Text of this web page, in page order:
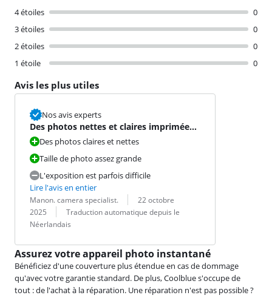
4 étoiles
0
3 étoiles
0
2 étoiles
0
1 étoile
0
Avis les plus utiles
Nos avis experts
Des photos nettes et claires imprimées
instantanément.
Des photos claires et nettes
Taille de photo assez grande
L'exposition est parfois difficile
Lire l'avis en entier
Évaluation par :
Manon. camera specialist.
Date :
22 octobre
2025
Traduction :
Traduction automatique depuis le
Néerlandais
Assurez votre appareil photo instantané
Bénéficiez d'une couverture plus étendue en cas de dommage
qu'avec votre garantie standard. De plus, Coolblue s'occupe de
tout : de l'achat à la réparation. Une réparation n'est pas possible ?